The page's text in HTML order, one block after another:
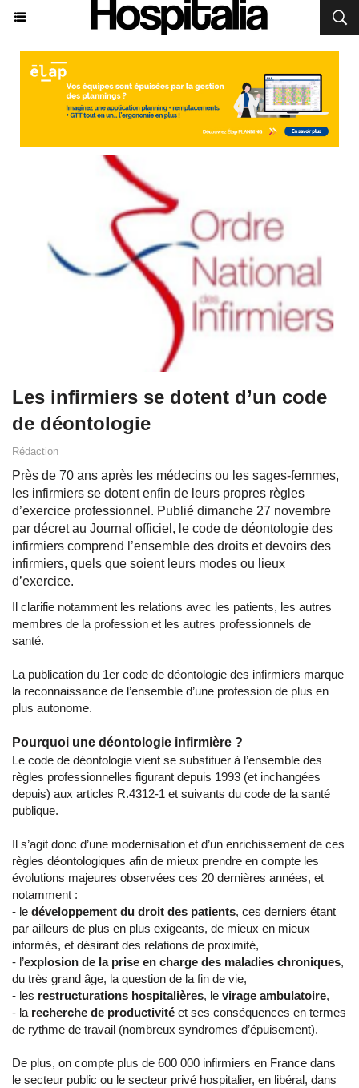
Les infirmiers se dotent d’un code
de déontologie
Rédaction
Près de 70 ans après les médecins ou les sages-femmes,
les infirmiers se dotent enfin de leurs propres règles
d’exercice professionnel. Publié dimanche 27 novembre
par décret au Journal officiel, le code de déontologie des
infirmiers comprend l’ensemble des droits et devoirs des
infirmiers, quels que soient leurs modes ou lieux
d’exercice.
Il clarifie notamment les relations avec les patients, les autres
membres de la profession et les autres professionnels de
santé.
La publication du 1er code de déontologie des infirmiers marque
la reconnaissance de l’ensemble d’une profession de plus en
plus autonome.
Pourquoi une déontologie infirmière ?
Le code de déontologie vient se substituer à l’ensemble des
règles professionnelles figurant depuis 1993 (et inchangées
depuis) aux articles R.4312-1 et suivants du code de la santé
publique.
Il s’agit donc d’une modernisation et d’un enrichissement de ces
règles déontologiques afin de mieux prendre en compte les
évolutions majeures observées ces 20 dernières années, et
notamment :
- le développement du droit des patients, ces derniers étant
par ailleurs de plus en plus exigeants, de mieux en mieux
informés, et désirant des relations de proximité,
- l’explosion de la prise en charge des maladies chroniques,
du très grand âge, la question de la fin de vie,
- les restructurations hospitalières, le virage ambulatoire,
- la recherche de productivité et ses conséquences en termes
de rythme de travail (nombreux syndromes d’épuisement).
De plus, on compte plus de 600 000 infirmiers en France dans
le secteur public ou le secteur privé hospitalier, en libéral, dans